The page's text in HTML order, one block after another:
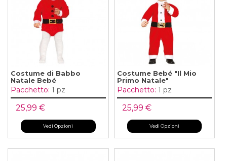
Costume di Babbo
Natale Bebé
Pacchetto: 1 pz
25,99 €
Vedi Opzioni
Costume Bebé "Il Mio
Primo Natale"
Pacchetto: 1 pz
25,99 €
Vedi Opzioni